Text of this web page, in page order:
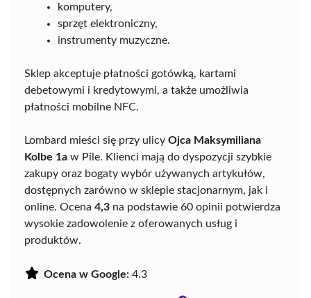
komputery,
sprzęt elektroniczny,
instrumenty muzyczne.
Sklep akceptuje płatności gotówką, kartami
debetowymi i kredytowymi, a także umożliwia
płatności mobilne NFC.
Lombard mieści się przy ulicy Ojca Maksymiliana
Kolbe 1a w Pile. Klienci mają do dyspozycji szybkie
zakupy oraz bogaty wybór używanych artykułów,
dostępnych zarówno w sklepie stacjonarnym, jak i
online. Ocena 4,3 na podstawie 60 opinii potwierdza
wysokie zadowolenie z oferowanych usług i
produktów.
Ocena w Google: 4.3